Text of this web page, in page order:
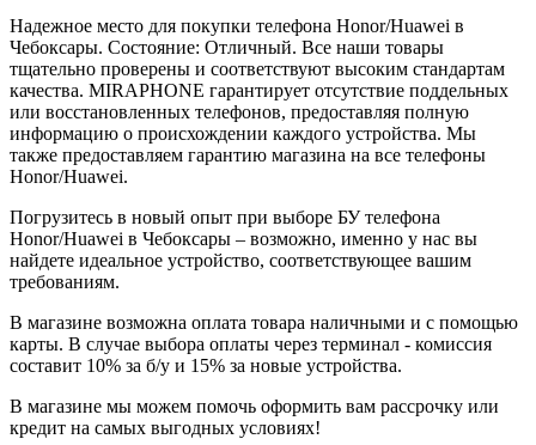
Надежное место для покупки телефона Honor/Huawei в
Чебоксары. Состояние: Отличный. Все наши товары
тщательно проверены и соответствуют высоким стандартам
качества. MIRAPHONE гарантирует отсутствие поддельных
или восстановленных телефонов, предоставляя полную
информацию о происхождении каждого устройства. Мы
также предоставляем гарантию магазина на все телефоны
Honor/Huawei.
Погрузитесь в новый опыт при выборе БУ телефона
Honor/Huawei в Чебоксары – возможно, именно у нас вы
найдете идеальное устройство, соответствующее вашим
требованиям.
В магазине возможна оплата товара наличными и с помощью
карты. В случае выбора оплаты через терминал - комиссия
составит 10% за б/у и 15% за новые устройства.
В магазине мы можем помочь оформить вам рассрочку или
кредит на самых выгодных условиях!